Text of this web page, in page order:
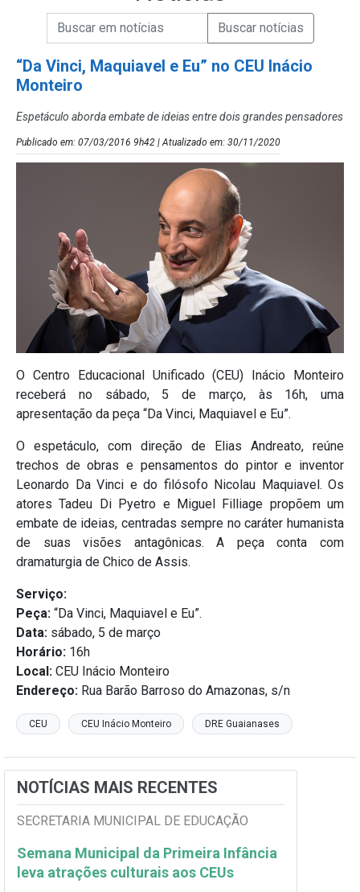
Campo de Busca de Notícias
Campo de Busca de informaçõesEnviar a Busca de Notícias
“Da Vinci, Maquiavel e Eu” no CEU Inácio
Monteiro
Espetáculo aborda embate de ideias entre dois grandes pensadores
Publicado em: 07/03/2016 9h42 | Atualizado em: 30/11/2020
O Centro Educacional Unificado (CEU) Inácio Monteiro
receberá no sábado, 5 de março, às 16h, uma
apresentação da peça “Da Vinci, Maquiavel e Eu”.
O espetáculo, com direção de Elias Andreato, reúne
trechos de obras e pensamentos do pintor e inventor
Leonardo Da Vinci e do filósofo Nicolau Maquiavel. Os
atores Tadeu Di Pyetro e Miguel Filliage propõem um
embate de ideias, centradas sempre no caráter humanista
de suas visões antagônicas. A peça conta com
dramaturgia de Chico de Assis.
Serviço:
Peça: “Da Vinci, Maquiavel e Eu”.
Data: sábado, 5 de março
Horário: 16h
Local: CEU Inácio Monteiro
Endereço: Rua Barão Barroso do Amazonas, s/n
CEU CEU Inácio Monteiro DRE Guaianases
NOTÍCIAS MAIS RECENTES
SECRETARIA MUNICIPAL DE EDUCAÇÃO
Semana Municipal da Primeira Infância
leva atrações culturais aos CEUs